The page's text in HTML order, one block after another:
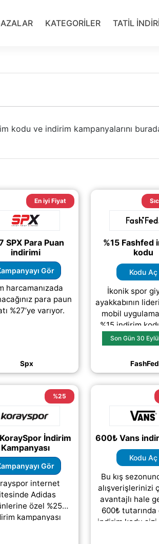
KATEGORILER TATIL
kodu ve indirim kampanyalarını
En iyi Fiyat
SPX Para Puan
indirimi
Gör
harcamanızada
para paun
%27’ye varıyor.
Spx
%15 Fashfed
kodu
Kodu Aç
İkonik spor
ayakkabının
mobil
%15 indirim
Son Gün 30
FashFed
%25
İndirim
Kampanyası
Gör
internet
Adidas
özel %25
kampanyası
600₺ Vans
Kodu Aç
Bu kış
alışverişlerinizi
avantajlı hale
600₺
indirim kodu sizi